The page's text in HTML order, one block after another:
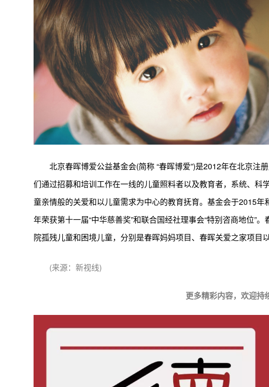
北京春晖博爱公益基金会(简称 “春晖博爱”)是2012年在北京注
们通过招募和培训工作在一线的儿童照料者以及教育者，系统、科
童亲情般的关爱和以儿童需求为中心的教育抚育。基金会于2015
年荣获第十一届“中华慈善奖”和联合国经社理事会“特别咨商地位”
院孤残儿童和困境儿童，分别是春晖妈妈项目、春晖关爱之家项目
(来源：新视线)
更多精彩内容，欢迎持